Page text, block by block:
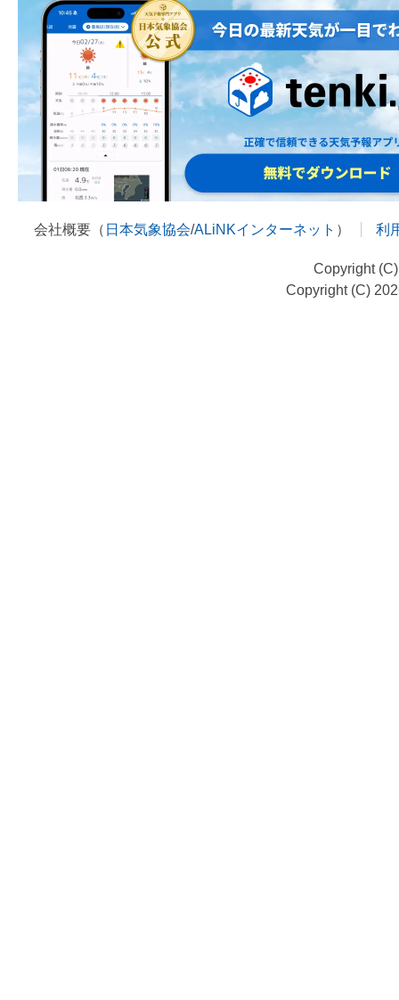
会社概要（ 日本気象協会/ALiNKインターネット ） 利
Copyright
Copyright (C)